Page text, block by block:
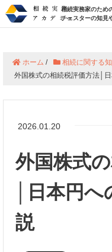
相続実務家のため
チェスターの知見
ホーム / 相続に関する
外国株式の相続税評価方法│
2026.01.20
外国株式
│日本円
説